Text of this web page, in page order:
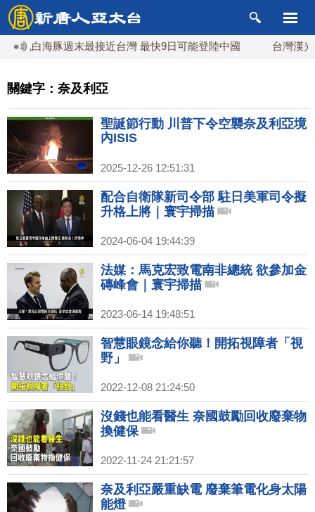
海豚週末最接近台灣 最快9日可能登陸中國 台灣漢光首結
關鍵字：奈及利亞
聖誕節行動 川普下令空襲奈及利亞境
內ISIS
2025-12-26 12:51:31
配合自衛隊新司令部 駐日美軍司令擬
升格上將｜寰宇掃描
2024-06-04 19:44:39
法媒：馬克宏致電南非總統 欲參加金
磚峰會｜寰宇掃描
2023-06-14 19:48:51
智慧眼鏡念給你聽！開拓視障者「視
野」
2022-12-08 21:24:50
沒錢也能看醫生 奈國鼓勵回收廢棄物
換健保
2022-11-24 21:21:57
奈及利亞嚴重缺電 廢棄筆電化身太陽
能燈